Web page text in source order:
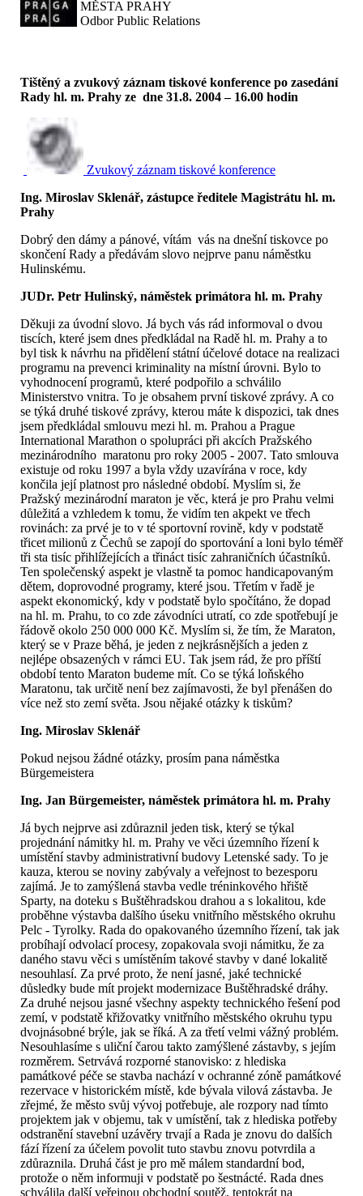
MĚSTA PRAHY
Odbor Public Relations
Tištěný a zvukový záznam tiskové konference po zasedání
Rady hl. m. Prahy ze dne 31.8. 2004 – 16.00 hodin
Zvukový záznam tiskové konference
Ing. Miroslav Sklenář, zástupce ředitele Magistrátu hl. m.
Prahy
Dobrý den dámy a pánové, vítám vás na dnešní tiskovce po
skončení Rady a předávám slovo nejprve panu náměstku
Hulinskému.
JUDr. Petr Hulinský, náměstek primátora hl. m. Prahy
Děkuji za úvodní slovo. Já bych vás rád informoval o dvou
tiscích, které jsem dnes předkládal na Radě hl. m. Prahy a to
byl tisk k návrhu na přidělení státní účelové dotace na realizaci
programu na prevenci kriminality na místní úrovni. Bylo to
vyhodnocení programů, které podpořilo a schválilo
Ministerstvo vnitra. To je obsahem první tiskové zprávy. A co
se týká druhé tiskové zprávy, kterou máte k dispozici, tak dnes
jsem předkládal smlouvu mezi hl. m. Prahou a Prague
International Marathon o spolupráci při akcích Pražského
mezinárodního maratonu pro roky 2005 - 2007. Tato smlouva
existuje od roku 1997 a byla vždy uzavírána v roce, kdy
končila její platnost pro následné období. Myslím si, že
Pražský mezinárodní maraton je věc, která je pro Prahu velmi
důležitá a vzhledem k tomu, že vidím ten akpekt ve třech
rovinách: za prvé je to v té sportovní rovině, kdy v podstatě
třicet milionů z Čechů se zapojí do sportování a loni bylo téměř
tři sta tisíc přihlížejících a třináct tisíc zahraničních účastníků.
Ten společenský aspekt je vlastně ta pomoc handicapovaným
dětem, doprovodné programy, které jsou. Třetím v řadě je
aspekt ekonomický, kdy v podstatě bylo spočítáno, že dopad
na hl. m. Prahu, to co zde závodníci utratí, co zde spotřebují je
řádově okolo 250 000 000 Kč. Myslím si, že tím, že Maraton,
který se v Praze běhá, je jeden z nejkrásnějších a jeden z
nejlépe obsazených v rámci EU. Tak jsem rád, že pro příští
období tento Maraton budeme mít. Co se týká loňského
Maratonu, tak určitě není bez zajímavosti, že byl přenášen do
více než sto zemí světa. Jsou nějaké otázky k tiskům?
Ing. Miroslav Sklenář
Pokud nejsou žádné otázky, prosím pana náměstka
Bürgemeistera
Ing. Jan Bürgemeister, náměstek primátora hl. m. Prahy
Já bych nejprve asi zdůraznil jeden tisk, který se týkal
projednání námitky hl. m. Prahy ve věci územního řízení k
umístění stavby administrativní budovy Letenské sady. To je
kauza, kterou se noviny zabývaly a veřejnost to bezesporu
zajímá. Je to zamýšlená stavba vedle tréninkového hřiště
Sparty, na doteku s Buštěhradskou drahou a s lokalitou, kde
proběhne výstavba dalšího úseku vnitřního městského okruhu
Pelc - Tyrolky. Rada do opakovaného územního řízení, tak jak
probíhají odvolací procesy, zopakovala svoji námitku, že za
daného stavu věci s umístěním takové stavby v dané lokalitě
nesouhlasí. Za prvé proto, že není jasné, jaké technické
důsledky bude mít projekt modernizace Buštěhradské dráhy.
Za druhé nejsou jasné všechny aspekty technického řešení pod
zemí, v podstatě křižovatky vnitřního městského okruhu typu
dvojnásobné brýle, jak se říká. A za třetí velmi vážný problém.
Nesouhlasíme s uliční čarou takto zamýšlené zástavby, s jejím
rozměrem. Setrvává rozporné stanovisko: z hlediska
památkové péče se stavba nachází v ochranné zóně památkové
rezervace v historickém místě, kde bývala vilová zástavba. Je
zřejmé, že město svůj vývoj potřebuje, ale rozpory nad tímto
projektem jak v objemu, tak v umístění, tak z hlediska potřeby
odstranění stavební uzávěry trvají a Rada je znovu do dalších
fází řízení za účelem povolit tuto stavbu znovu potvrdila a
zdůraznila. Druhá část je pro mě málem standardní bod,
protože o něm informuji v podstatě po šestnácté. Rada dnes
schválila další veřejnou obchodní soutěž, tentokrát na